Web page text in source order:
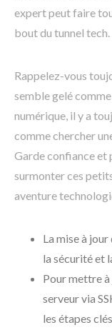
expert peut faire
bout du tunnel tech.
Rappelez-vous
semble gelé
numérique, il y a
comme chercher
Garde confiance et
surmonter ces
aventure
La mise à
la sécurité et
Pour mettre
serveur via
les étapes